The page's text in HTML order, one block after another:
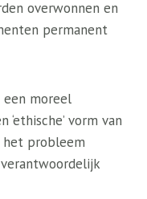
overwonnen en
permanent
een moreel
‘ethische’ vorm van
het probleem